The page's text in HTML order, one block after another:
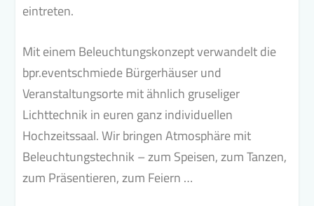
eintreten.
Mit einem Beleuchtungskonzept verwandelt die
bpr.eventschmiede Bürgerhäuser und
Veranstaltungsorte mit ähnlich gruseliger
Lichttechnik in euren ganz individuellen
Hochzeitssaal. Wir bringen Atmosphäre mit
Beleuchtungstechnik – zum Speisen, zum Tanzen,
zum Präsentieren, zum Feiern …